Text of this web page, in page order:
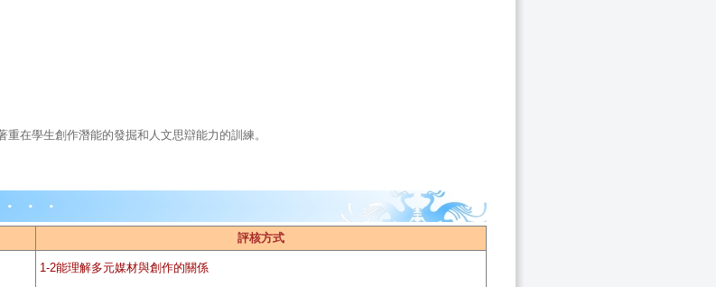
在學生創作潛能的發掘和人文思辯能力的訓練。
評核方式
1-2能理解多元媒材與創作的關係